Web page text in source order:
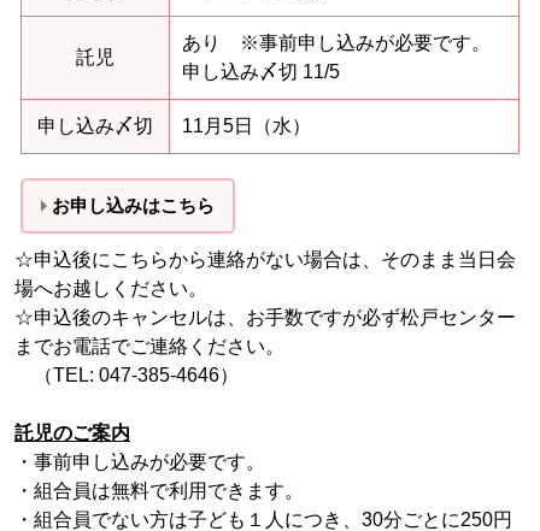
託児
あり ※事前申し込みが必要です。
申し込み〆切 11/5
申し込み〆切 11月5日（水）
お申し込みはこちら
☆申込後にこちらから連絡がない場合は、そのまま当日会
場へお越しください。
☆申込後のキャンセルは、お手数ですが必ず松戸センター
までお電話でご連絡ください。
（TEL: 047-385-4646）
託児のご案内
・事前申し込みが必要です。
・組合員は無料で利用できます。
・組合員でない方は子ども１人につき、30分ごとに250円